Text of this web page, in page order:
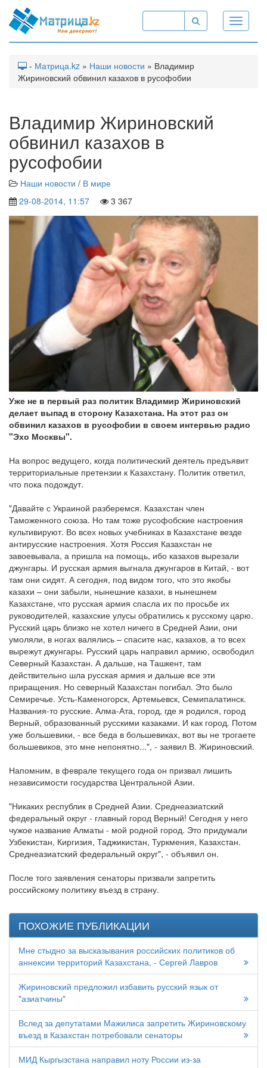
Toggle
- Матрица.kz » Наши новости » Владимир
Жириновский обвинил казахов в русофобии
Владимир Жириновский
обвинил казахов в
русофобии
Наши новости / В мире
29-08-2014, 11:57
3 367
Уже не в первый раз политик Владимир Жириновский
делает выпад в сторону Казахстана. На этот раз он
обвинил казахов в русофобии в своем интервью радио
"Эхо Москвы".
На вопрос ведущего, когда политический деятель предъявит
территориальные претензии к Казахстану. Политик ответил,
что пока подождут.
"Давайте с Украиной разберемся. Казахстан член
Таможенного союза. Но там тоже русофобские настроения
культивируют. Во всех новых учебниках в Казахстане везде
антирусские настроения. Хотя Россия Казахстан не
завоевывала, а пришла на помощь, ибо казахов вырезали
джунгары. И русская армия выгнала джунгаров в Китай, - вот
там они сидят. А сегодня, под видом того, что это якобы
казахи – они забыли, нынешние казахи, в нынешнем
Казахстане, что русская армия спасла их по просьбе их
руководителей, казахские улусы обратились к русскому царю.
Русский царь близко не хотел ничего в Средней Азии, они
умоляли, в ногах валялись – спасите нас, казахов, а то всех
вырежут джунгары. Русский царь направил армию, освободил
Северный Казахстан. А дальше, на Ташкент, там
действительно шла русская армия и дальше все эти
приращения. Но северный Казахстан погибал. Это было
Семиречье. Усть-Каменогорск, Артемьевск, Семипалатинск.
Названия-то русские. Алма-Ата, город, где я родился, город
Верный, образованный русскими казаками. И как город. Потом
уже большевики, - все беда в большевиках, вот вы не трогаете
большевиков, это мне непонятно...", - заявил В. Жириновский.
Напомним, в феврале текущего года он призвал лишить
независимости государства Центральной Азии.
"Никаких республик в Средней Азии. Среднеазиатский
федеральный округ - главный город Верный! Сегодня у него
чужое название Алматы - мой родной город. Это придумали
Узбекистан, Киргизия, Таджикистан, Туркмения, Казахстан.
Среднеазиатский федеральный округ", - объявил он.
После того заявления сенаторы призвали запретить
российскому политику въезд в страну.
ПОХОЖИЕ ПУБЛИКАЦИИ
Мне стыдно за высказывания российских политиков об
аннексии территорий Казахстана, - Сергей Лавров
Жириновский предложил избавить русский язык от
"азиатчины"
Вслед за депутатами Мажилиса запретить Жириновскому
въезд в Казахстан потребовали сенаторы
МИД Кыргызстана направил ноту России из-за